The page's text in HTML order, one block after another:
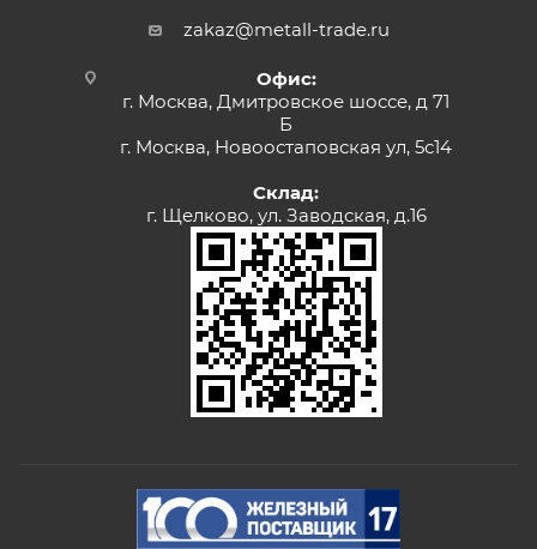
zakaz@metall-trade.ru
Офис:
г. Москва, Дмитровское шоссе, д 71
Б
г. Москва, Новоостаповская ул, 5с14
Склад:
г. Щелково, ул. Заводская, д.16